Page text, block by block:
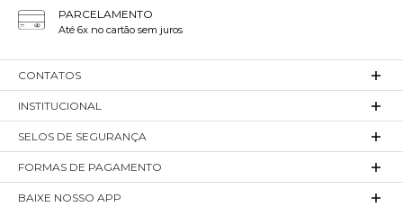
PARCELAMENTO
Até 6x no cartão sem juros
CONTATOS
INSTITUCIONAL
SELOS DE SEGURANÇA
FORMAS DE PAGAMENTO
BAIXE NOSSO APP